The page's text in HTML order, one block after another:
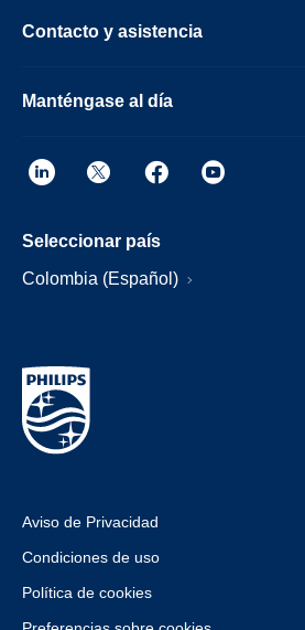
Contacto y asistencia
Manténgase al día
Seleccionar país
Colombia (Español)
Aviso de Privacidad
Condiciones de uso
Política de cookies